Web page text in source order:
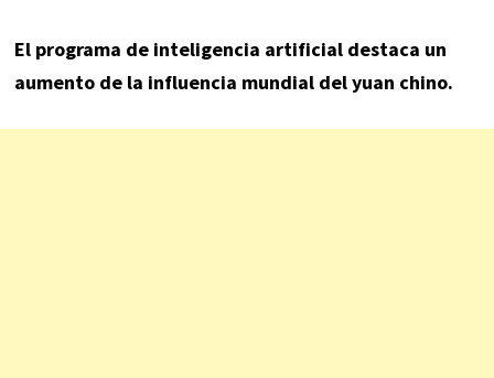
El programa de inteligencia artificial destaca un
aumento de la influencia mundial del yuan chino.